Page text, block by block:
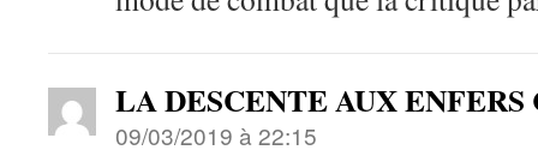
LA DESCENTE AUX
09/03/2019 à 22:15